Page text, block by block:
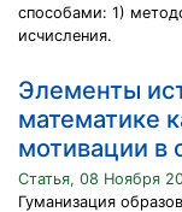
способами: 1)
исчисления.
Элементы
математике
мотивации в
Статья, 08 Ноября
Гуманизация